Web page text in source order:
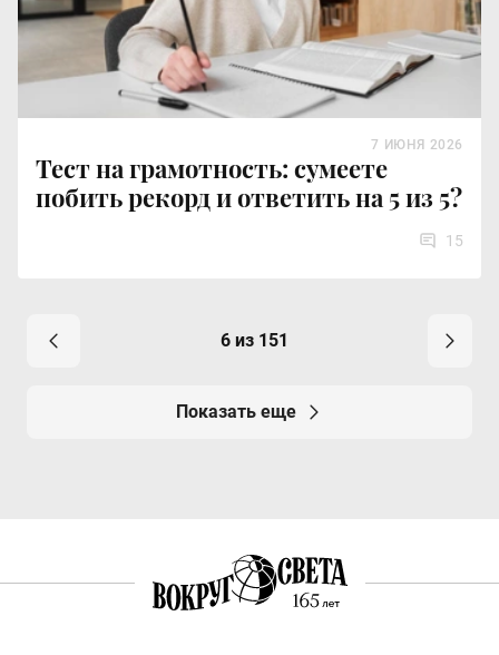
Тест на грамотность: сумеете
побить рекорд и ответить на 5 из 5?
7 ИЮНЯ 2026
15
6 из 151
Показать еще